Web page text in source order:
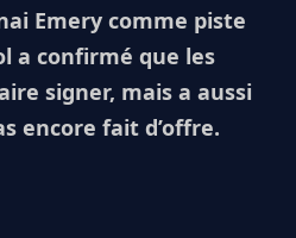
Emery comme piste
a confirmé que les
signer, mais a aussi
encore fait d’offre.